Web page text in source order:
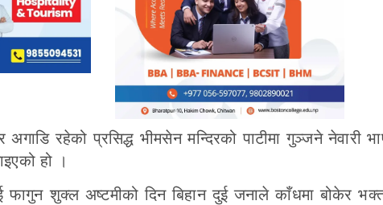
अगाडि रहेको प्रसिद्ध भीमसेन मन्दिरको पाटीमा गुञ्जने नेवारी
हो ।
फागुन शुक्ल अष्टमीको दिन बिहान दुई जनाले काँधमा बोकेर